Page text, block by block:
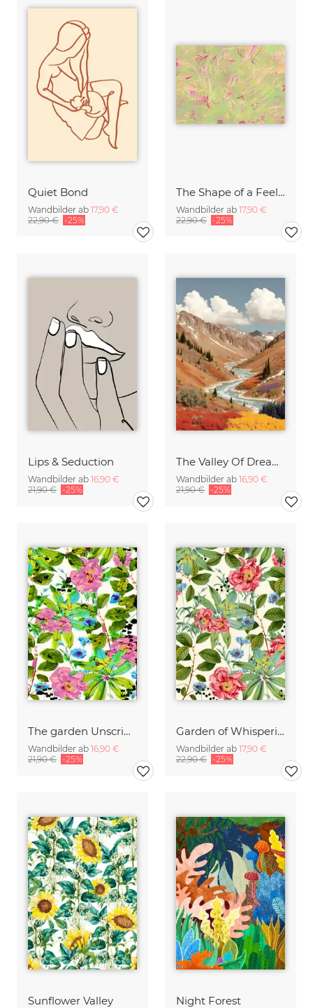
Quiet Bond
Wandbilder ab 17,90 €
22,90 € -25%
The Shape of a Feeling — Lime Fuchsia
Wandbilder ab 17,90 €
22,90 € -25%
Lips & Seduction
Wandbilder ab 16,90 €
21,90 € -25%
The Valley Of Dreams
Wandbilder ab 16,90 €
21,90 € -25%
The garden Unscripted
Wandbilder ab 16,90 €
21,90 € -25%
Garden of Whispering Blooms
Wandbilder ab 17,90 €
22,90 € -25%
Sunflower Valley Night Forest